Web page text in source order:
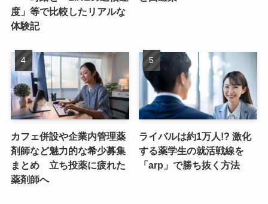
度」等で比較したリアルな
体験記
カフェ併設や企業内管理薬
剤師など魅力的な希少募集
まとめ 立ち投薬に疲れた
薬剤師へ
ライバルは約1万人!? 激化
する薬学生の就活戦線を
「arp」で勝ち抜く方法